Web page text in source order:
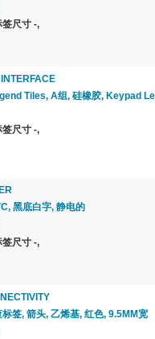
尺寸 -,
Tiles, A组, 硅橡胶, Keypad
尺寸 -,
黑底白字, 静电的
尺寸 -,
签, 箭头, 乙烯基, 红色, 9.5MM宽